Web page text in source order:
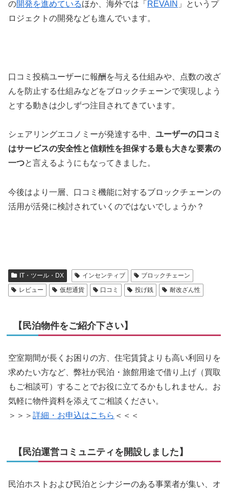
の開発を進めているほか、海外では「 REVAIN 」というプ
ロジェクトの開発なども進んでいます。
口コミ投稿ユーザーに報酬を与える仕組みや、点数の改ざ
んを防止する仕組みなどをブロックチェーンで実現しよう
とする動きは少しずつ注目されてきています。
シェアリングエコノミーが発達する中、 ユーザーの口コミ
はサービスの安全性と信頼性を担保する最も大きな要素の
一つと言えるようにもなってきました。
今後はより一層、口コミ機能に対するブロックチェーンの
活用が活発に検討されていくのではないでしょうか？
IT・ツール・DX インセンティブ
ブロックチェーン
レビュー
仮想通貨 口コミ 投げ銭 耐改ざん性
【民泊物件をご紹介下さい】
空室期間が長くお困りの方、住宅賃貸よりも高い利回りを
求めたい方など、弊社が民泊・旅館用途で借り上げ（買取
もご相談可）することでお役に立てるかもしれません。お
気軽に物件資料を添えてご相談ください。
＞＞＞ 詳細・お申込はこちら ＜＜＜
【民泊運営コミュニティを開設しました】
民泊ホストおよび民泊とシナジーのある事業者が集い、オ